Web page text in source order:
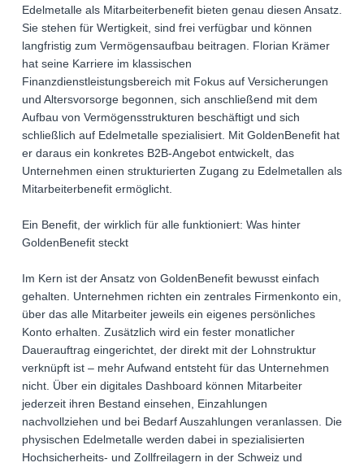
Edelmetalle als Mitarbeiterbenefit bieten genau diesen Ansatz.
Sie stehen für Wertigkeit, sind frei verfügbar und können
langfristig zum Vermögensaufbau beitragen. Florian Krämer
hat seine Karriere im klassischen
Finanzdienstleistungsbereich mit Fokus auf Versicherungen
und Altersvorsorge begonnen, sich anschließend mit dem
Aufbau von Vermögensstrukturen beschäftigt und sich
schließlich auf Edelmetalle spezialisiert. Mit GoldenBenefit hat
er daraus ein konkretes B2B-Angebot entwickelt, das
Unternehmen einen strukturierten Zugang zu Edelmetallen als
Mitarbeiterbenefit ermöglicht.
Ein Benefit, der wirklich für alle funktioniert: Was hinter
GoldenBenefit steckt
Im Kern ist der Ansatz von GoldenBenefit bewusst einfach
gehalten. Unternehmen richten ein zentrales Firmenkonto ein,
über das alle Mitarbeiter jeweils ein eigenes persönliches
Konto erhalten. Zusätzlich wird ein fester monatlicher
Dauerauftrag eingerichtet, der direkt mit der Lohnstruktur
verknüpft ist – mehr Aufwand entsteht für das Unternehmen
nicht. Über ein digitales Dashboard können Mitarbeiter
jederzeit ihren Bestand einsehen, Einzahlungen
nachvollziehen und bei Bedarf Auszahlungen veranlassen. Die
physischen Edelmetalle werden dabei in spezialisierten
Hochsicherheits- und Zollfreilagern in der Schweiz und